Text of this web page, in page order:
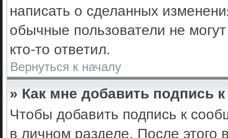
написать о сделанных
обычные пользователи не
кто-то ответил.
Вернуться к началу
» Как мне добавить подпись
Чтобы добавить подпись к
в личном разделе. После